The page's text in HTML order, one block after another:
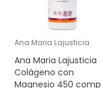
Ana Maria Lajusticia
Ana Maria Lajusticia
Colágeno con
Magnesio 450 comp